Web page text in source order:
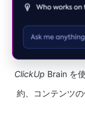
ClickUp Brain を
約、コンテンツ